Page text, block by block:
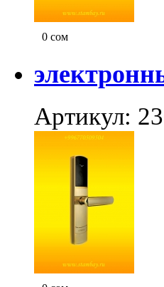
0 сом
Артикул: